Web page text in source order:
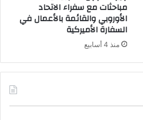
مباحثات مع سفراء الاتحاد
الأوروبي والقائمة بالأعمال في
السفارة الأميركية
منذ 4 أسابيع